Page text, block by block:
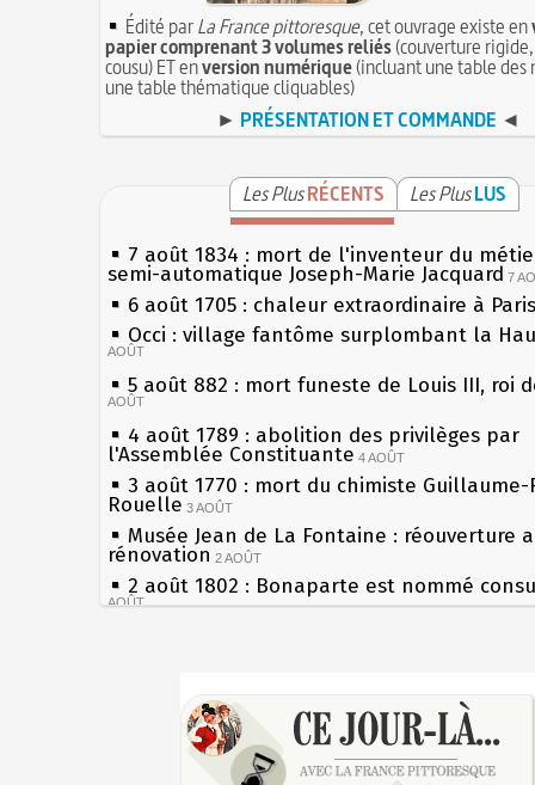
Édité parLa France pittoresque, cet ouvrage existe en
papier comprenant 3 volumes reliés(couverture
cousu) ET enversion numérique(incluant une table des
une table thématique cliquables)
► PRÉSENTATION ET COMMANDE ◄
Les PlusRÉCENTS Les PlusLUS
7 août 1834 : mort de l'inventeur du
semi-automatique Joseph-Marie Jacquard 7
6 août 1705 : chaleur extraordinaire à Paris
Occi : village fantôme surplombant la
AOÛT
5 août 882 : mort funeste de Louis III, roi
AOÛT
4 août 1789 : abolition des privilèges par
l'Assemblée Constituante 4 AOÛT
3 août 1770 : mort du chimiste Guillaume-
Rouelle 3 AOÛT
Musée Jean de La Fontaine : réouverture
rénovation 2 AOÛT
2 août 1802 : Bonaparte est nommé
AOÛT
boîtes aux lettres en fonte de Léon
30 juillet 1918 : mort d'Auguste Poulain,
Chocolat Poulain 30 JUILLET
les siècles
27 mai 1610 : supplice de François
du roi Henri IV
Pierre qui roule n'amasse pas mousse